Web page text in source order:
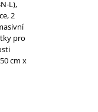
L),
2
pro
cm x